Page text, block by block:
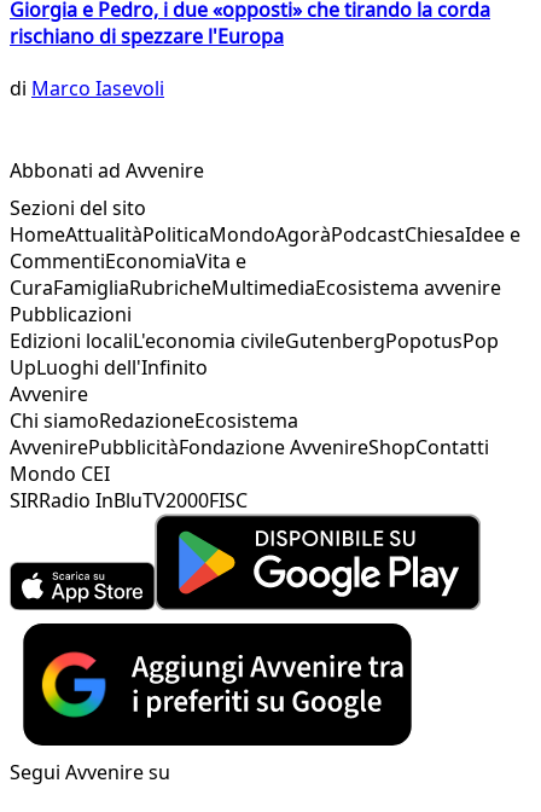
Giorgia e Pedro, i due «opposti» che tirando la corda
rischiano di spezzare l'Europa
di Marco Iasevoli
Abbonati ad Avvenire
Sezioni del sito
HomeAttualitàPoliticaMondoAgoràPodcastChiesaIdee e
CommentiEconomiaVita e
CuraFamigliaRubricheMultimediaEcosistema avvenire
Pubblicazioni
Edizioni localiL'economia civileGutenbergPopotusPop
UpLuoghi dell'Infinito
Avvenire
Chi siamoRedazioneEcosistema
AvvenirePubblicitàFondazione AvvenireShopContatti
Mondo CEI
SIRRadio InBluTV2000FISC
Segui Avvenire su